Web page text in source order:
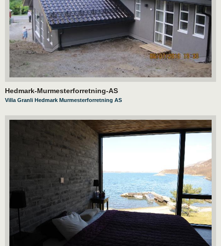
Hedmark-Murmesterforretning-AS
Villa Granli Hedmark Murmesterforretning AS